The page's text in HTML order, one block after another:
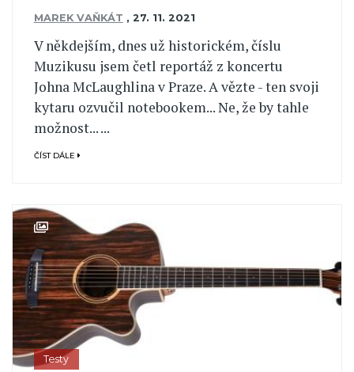
MAREK VAŇKÁT , 27. 11. 2021
V někdejším, dnes už historickém, číslu
Muzikusu jsem četl reportáž z koncertu
Johna McLaughlina v Praze. A vězte - ten svoji
kytaru ozvučil notebookem... Ne, že by tahle
možnost... ...
ČÍST DÁLE
Testy